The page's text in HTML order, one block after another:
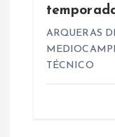
ARQUERAS
TÉCNICO